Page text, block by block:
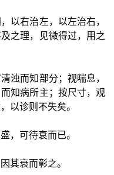
以右治左，以左治右，
之理，见微得过，用之
浊而知部分；视喘息，
知病所主；按尺寸，观
以诊则不失矣。
，可待衰而已。
其衰而彰之。